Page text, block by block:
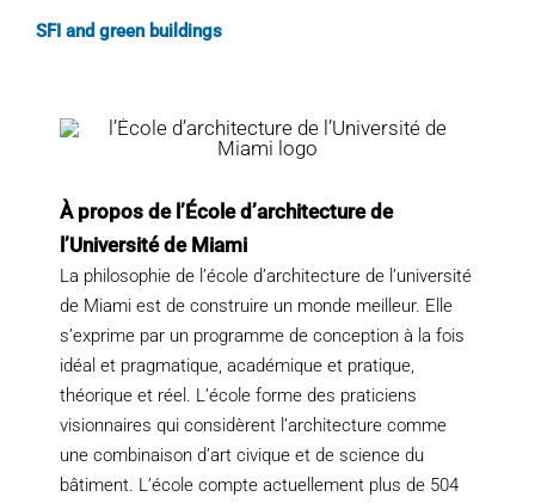
SFI and green buildings
À propos de l’École d’architecture de
l’Université de Miami
La philosophie de l’école d’architecture de l’université
de Miami est de construire un monde meilleur. Elle
s’exprime par un programme de conception à la fois
idéal et pragmatique, académique et pratique,
théorique et réel. L’école forme des praticiens
visionnaires qui considèrent l’architecture comme
une combinaison d’art civique et de science du
bâtiment. L’école compte actuellement plus de 504